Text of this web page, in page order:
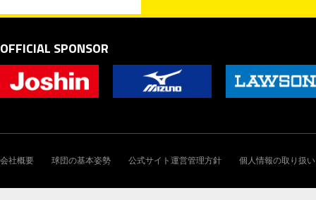
OFFICIAL SPONSOR
会社概要 球団の基本姿勢 公式サイト運営管理方針 個人情報の取り扱い